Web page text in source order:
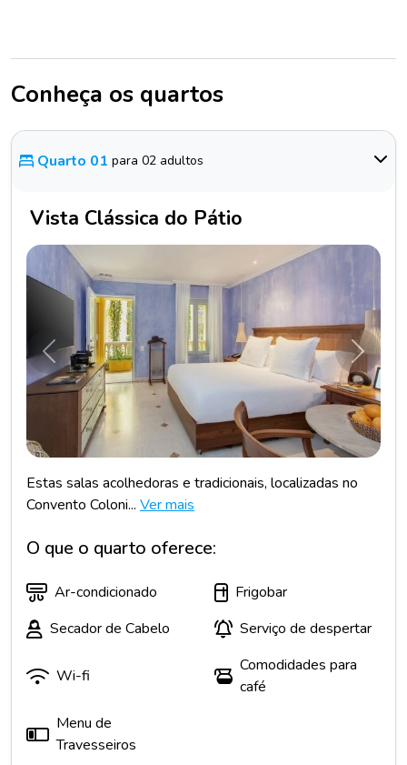
Conheça os quartos
Quarto 01 para 02 adultos
Vista Clássica do Pátio
Anterior
Estas salas acolhedoras e tradicionais, localizadas no
Convento Coloni... Ver mais
O que o quarto oferece:
Ar-condicionado
Frigobar
Secador de Cabelo
Serviço de despertar
Wi-fi
Comodidades para
café
Menu de
Travesseiros